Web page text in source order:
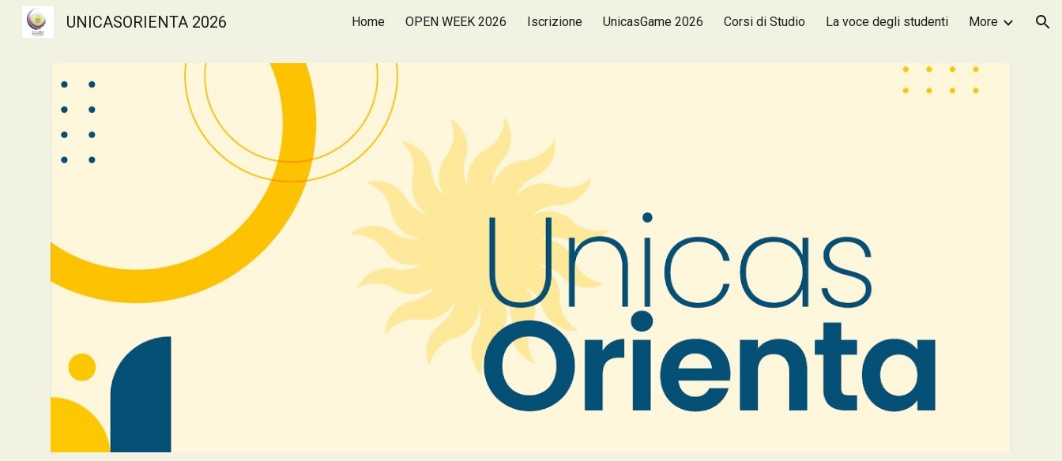
Skip to main content Skip to navigation
UNICASORIENTA 2026 Home OPEN WEEK 2026 Iscrizione UnicasGame 2026 Corsi di Studio La voce degli studenti More